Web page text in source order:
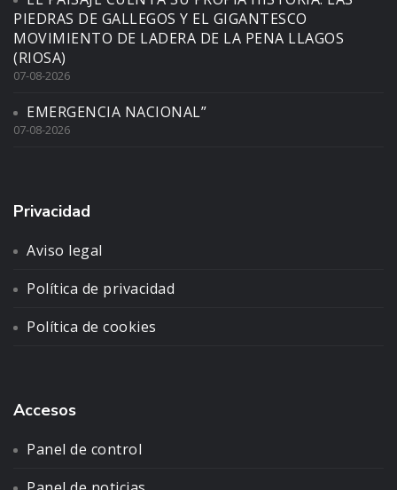
PIEDRAS DE GALLEGOS Y EL GIGANTESCO
MOVIMIENTO DE LADERA DE LA PENA LLAGOS
(RIOSA)
07-08-2026
EMERGENCIA NACIONAL”
07-08-2026
Privacidad
Aviso legal
Política de privacidad
Política de cookies
Accesos
Panel de control